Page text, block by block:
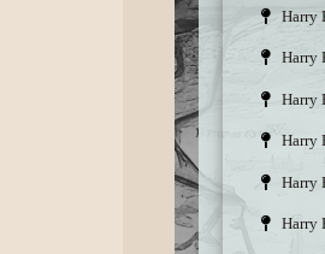
Harry
Harry
Harry
Harry
Harry
Harry